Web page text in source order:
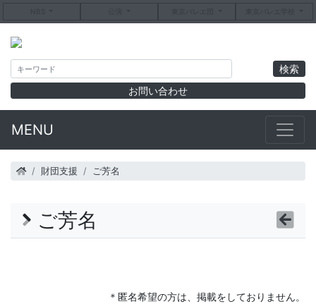
お問い合わせ
MENU
財団支援 ご芳名
ご芳名
＊匿名希望の方は、掲載をしておりません。